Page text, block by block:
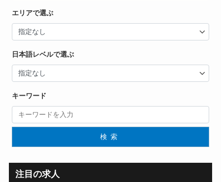
エリアで選ぶ
日本語レベルで選ぶ
キーワード
検索
注目の求人